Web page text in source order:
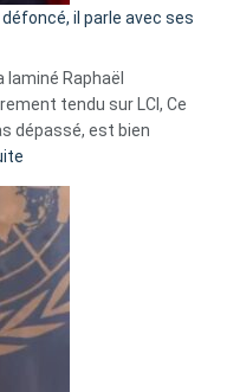
C’est
fake
news
»
il parle avec ses
laminé Raphaël
tendu sur LCI, Ce
dépassé, est bien
Erik
Tegnér
exulte
:
« Zemmour
a
tout